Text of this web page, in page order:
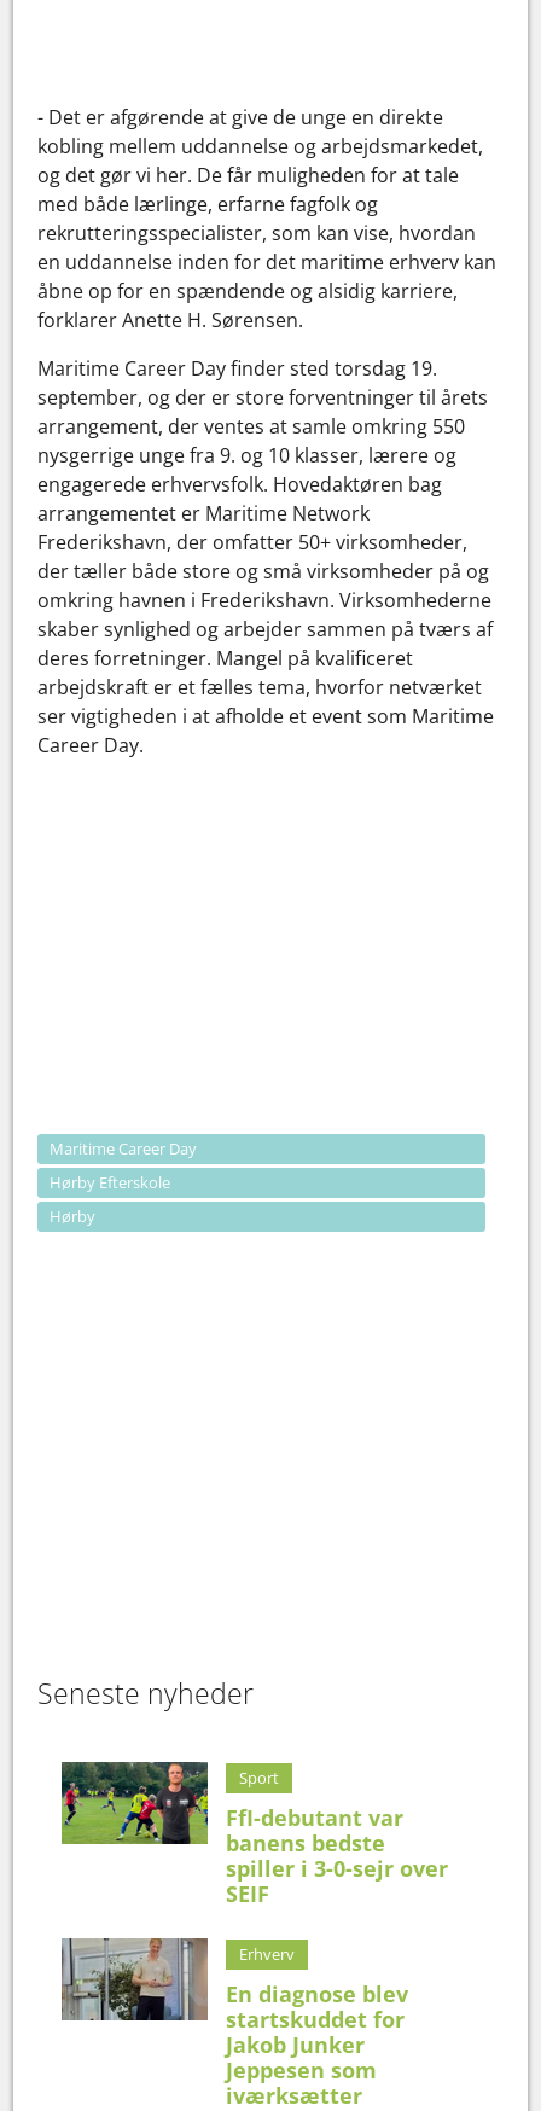
- Det er afgørende at give de unge en direkte
kobling mellem uddannelse og arbejdsmarkedet,
og det gør vi her. De får muligheden for at tale
med både lærlinge, erfarne fagfolk og
rekrutteringsspecialister, som kan vise, hvordan
en uddannelse inden for det maritime erhverv kan
åbne op for en spændende og alsidig karriere,
forklarer Anette H. Sørensen.
Maritime Career Day finder sted torsdag 19.
september, og der er store forventninger til årets
arrangement, der ventes at samle omkring 550
nysgerrige unge fra 9. og 10 klasser, lærere og
engagerede erhvervsfolk. Hovedaktøren bag
arrangementet er Maritime Network
Frederikshavn, der omfatter 50+ virksomheder,
der tæller både store og små virksomheder på og
omkring havnen i Frederikshavn. Virksomhederne
skaber synlighed og arbejder sammen på tværs af
deres forretninger. Mangel på kvalificeret
arbejdskraft er et fælles tema, hvorfor netværket
ser vigtigheden i at afholde et event som Maritime
Career Day.
Maritime Career Day
Hørby Efterskole
Hørby
Seneste nyheder
Sport
FfI-debutant var
banens bedste
spiller i 3-0-sejr over
SEIF
Erhverv
En diagnose blev
startskuddet for
Jakob Junker
Jeppesen som
iværksætter